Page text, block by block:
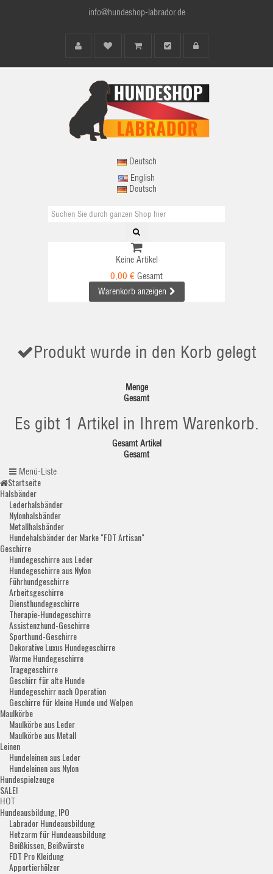
info@hundeshop-labrador.de
Deutsch
English
Deutsch
Keine Artikel
0,00 € Gesamt
Warenkorb anzeigen
Produkt wurde in den Korb gelegt
Menge
Gesamt
Es gibt 1 Artikel in Ihrem Warenkorb.
Gesamt Artikel
Gesamt
Menü-Liste
Startseite
Halsbänder
Lederhalsbänder
Nylonhalsbänder
Metallhalsbänder
Hundehalsbänder der Marke "FDT Artisan"
Geschirre
Hundegeschirre aus Leder
Hundegeschirre aus Nylon
Führhundgeschirre
Arbeitsgeschirre
Diensthundegeschirre
Therapie-Hundegeschirre
Assistenzhund-Geschirre
Sporthund-Geschirre
Dekorative Luxus Hundegeschirre
Warme Hundegeschirre
Tragegeschirre
Geschirr für alte Hunde
Hundegeschirr nach Operation
Geschirre für kleine Hunde und Welpen
Maulkörbe
Maulkörbe aus Leder
Maulkörbe aus Metall
Leinen
Hundeleinen aus Leder
Hundeleinen aus Nylon
Hundespielzeuge
SALE!
HOT
Hundeausbildung, IPO
Labrador Hundeausbildung
Hetzarm für Hundeausbildung
Beißkissen, Beißwürste
FDT Pro Kleidung
Apportierhölzer